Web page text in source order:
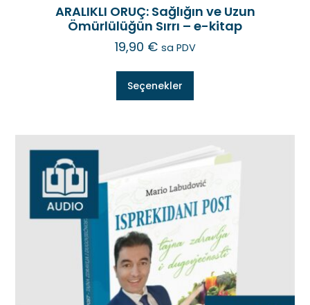
ARALIKLI ORUÇ: Sağlığın ve Uzun
Ömürlülüğün Sırrı – e-kitap
19,90 € sa PDV
Seçenekler